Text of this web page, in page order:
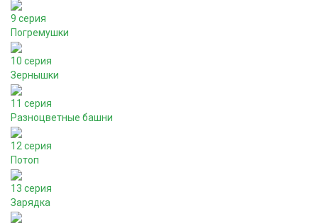
9 серия
Погремушки
10 серия
Зернышки
11 серия
Разноцветные башни
12 серия
Потоп
13 серия
Зарядка